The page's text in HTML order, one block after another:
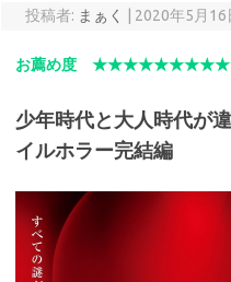
投稿者: まぁく 2020年5月16
お薦め度
少年時代と大人時代が
イルホラー完結編